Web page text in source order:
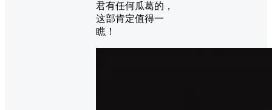
君有任何瓜葛的，
这部肯定值得一
瞧！